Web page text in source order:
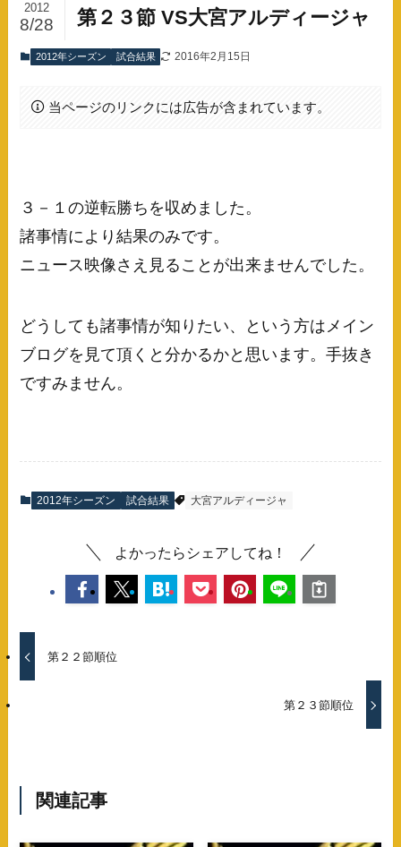
第２３節 VS大宮アルディージャ
2012
8/28
2012年シーズン 試合結果 2016年2月15日
当ページのリンクには広告が含まれています。
３－１の逆転勝ちを収めました。
諸事情により結果のみです。
ニュース映像さえ見ることが出来ませんでした。
どうしても諸事情が知りたい、という方はメイン
ブログを見て頂くと分かるかと思います。手抜き
ですみません。
2012年シーズン 試合結果 大宮アルディージャ
よかったらシェアしてね！
第２２節順位
第２３節順位
関連記事